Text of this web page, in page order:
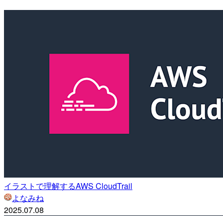
イラストで理解するAWS CloudTrail
よなみね
2025.07.08